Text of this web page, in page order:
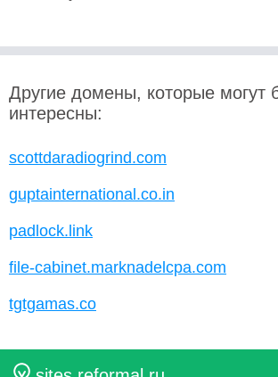
Другие домены, которые могут
интересны:
scottdaradiogrind.com
guptainternational.co.in
padlock.link
file-cabinet.marknadelcpa.com
tgtgamas.co